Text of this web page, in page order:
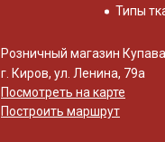
Типы
Розничный магазин Купава
г. Киров, ул. Ленина, 79а
Посмотреть на карте
Построить маршрут